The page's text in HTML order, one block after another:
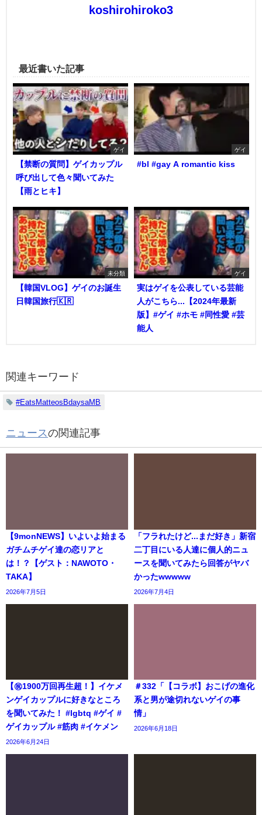
koshirohiroko3
最近書いた記事
ゲイ
【禁断の質問】ゲイカップル
呼び出して色々聞いてみた
【雨とヒキ】
ゲイ
#bl #gay A romantic kiss
未分類
【韓国VLOG】ゲイのお誕生
日韓国旅行🇰🇷
ゲイ
実はゲイを公表している芸能
人がこちら...【2024年最新
版】#ゲイ #ホモ #同性愛 #芸
能人
関連キーワード
#EatsMatteosBdaysaMB
ニュースの関連記事
【9monNEWS】いよいよ始まる
ガチムチゲイ達の恋リアと
は！？【ゲスト：NAWOTO・
TAKA】
2026年7月5日
「フラれたけど...まだ好き」新宿
二丁目にいる人達に個人的ニュ
ースを聞いてみたら回答がヤバ
かったwwwww
2026年7月4日
【㊗️1900万回再生超！】イケメ
ンゲイカップルに好きなところ
を聞いてみた！ #lgbtq #ゲイ #
ゲイカップル #筋肉 #イケメン
2026年6月24日
＃332「【コラボ】おこげの進化
系と男が途切れないゲイの事
情」
2026年6月18日